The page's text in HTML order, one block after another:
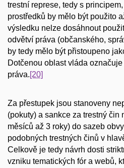
trestní represe, tedy s
prostředků by mělo být použito
výsledku nelze dosáhnout
odvětví práva (občanského,
by tedy mělo být přistoupeno
Dotčenou oblast vláda
práva. [20]
Za přestupek jsou stanoveny
(pokuty) a sankce za trestný čin
měsíců až 3 roky) do sazeb
podobných trestných činů v
Celkově je tedy návrh dosti
vzniku tematických fór a webů,